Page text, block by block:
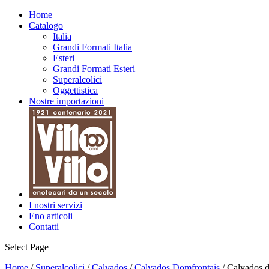
Home
Catalogo
Italia
Grandi Formati Italia
Esteri
Grandi Formati Esteri
Superalcolici
Oggettistica
Nostre importazioni
I nostri servizi
Eno articoli
Contatti
Select Page